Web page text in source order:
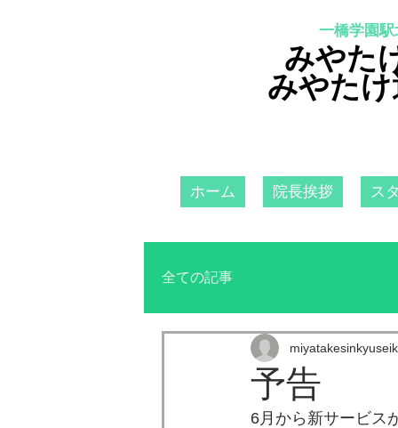
一橋学園
みやた
みやた
ホーム 院長挨拶 ス
全ての記事
予告
miyatakesinkyuseik
6月から新サービス